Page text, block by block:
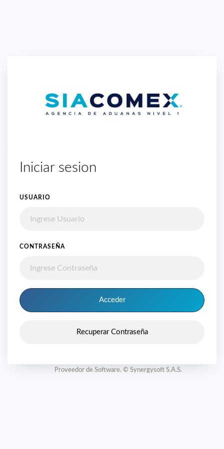
Iniciar sesion
USUARIO
CONTRASEÑA
Acceder
Recuperar Contraseña
Proveedor de Software. © Synergysoft S.A.S.